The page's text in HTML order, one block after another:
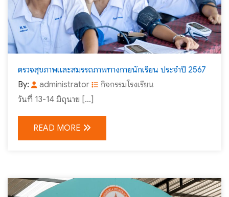
ตรวจสุขภาพและสมรรถภาพทางกายนักเรียน ประจำปี 2567
By:
administrator
กิจกรรมโรงเรียน
วันที่ 13-14 มิถุนาย […]
READ MORE